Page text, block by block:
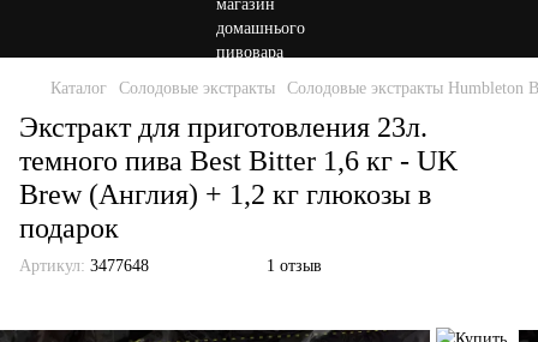
Каталог Солодовые экстракты Солодовые экстракты Humbleton
Экстракт для приготовления 23л.
темного пива Best Bitter 1,6 кг - UK
Brew (Англия) + 1,2 кг глюкозы в
подарок
Артикул: 3477648 1 отзыв